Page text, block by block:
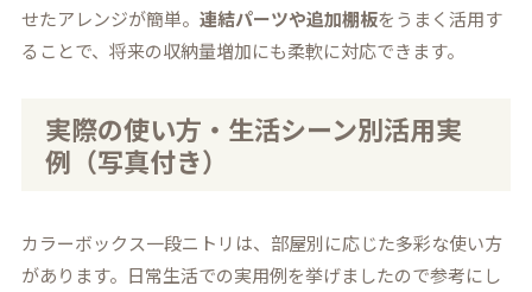
せたアレンジが簡単。連結パーツや追加棚板をうまく活用す
ることで、将来の収納量増加にも柔軟に対応できます。
実際の使い方・生活シーン別活用実
例（写真付き）
カラーボックス一段ニトリは、部屋別に応じた多彩な使い方
があります。日常生活での実用例を挙げましたので参考にし